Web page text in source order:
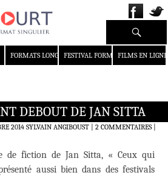
FORMATS LONGS FESTIVAL FORMAT COURT
FILMS EN LIGNE
Recherche
DEBOUT DE JAN SITTA
2014 SYLVAIN ANGIBOUST 2 COMMENTAIRES|
de fiction de Jan Sitta, « Ceux qui
aussi bien dans des festivals